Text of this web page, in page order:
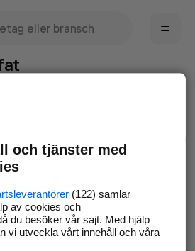
snabbare kan avhjälpa det.
i webbläsaren och försök igen
och tjänster med
(122) samlar
av cookies och
du besöker vår sajt. Med hjälp
vi utveckla vårt innehåll och våra